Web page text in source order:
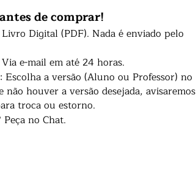
de comprar!
Digital (PDF). Nada é enviado pelo
e-mail em até 24 horas.
Escolha a versão (Aluno ou Professor) no
não houver a versão desejada, avisaremos
troca ou estorno.
no Chat.